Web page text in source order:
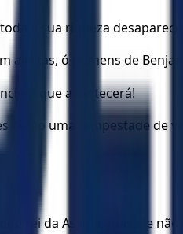
a sua riqueza
alertas, ó homens de
o que acontecerá!
como uma tempestade de
rei da Assíria, mas ele não